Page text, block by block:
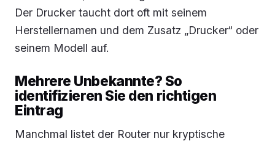
Der Drucker taucht dort oft mit seinem
Herstellernamen und dem Zusatz „Drucker“ oder
seinem Modell auf.
Mehrere Unbekannte? So
identifizieren Sie den richtigen
Eintrag
Manchmal listet der Router nur kryptische